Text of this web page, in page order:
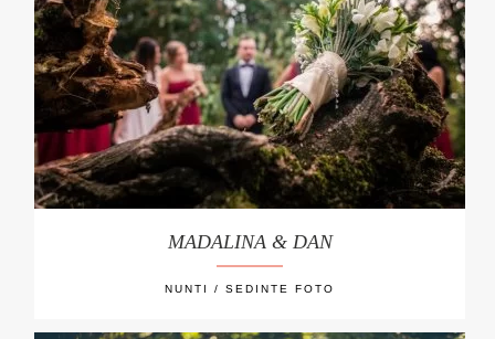
MADALINA & DAN
NUNTI / SEDINTE FOTO